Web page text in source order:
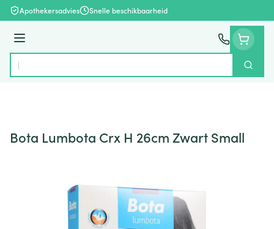
Ga naar de inhoud
Apothekersadvies Snelle beschikbaarheid
Menu
Product, merk, categorie...
Zoek
Bota Lumbota Crx H 26cm Zwart Small